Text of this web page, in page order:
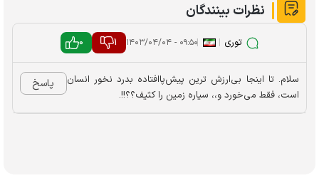
نظرات بینندگان
توری |
|۰۹:۵۰ - ۱۴۰۳/۰۴/۰۴ 1
0
سلام. تا اینجا بی‌ارزش ترین پیش‌پاافتاده بدرد نخور انسان
است، فقط می‌خورد و،، سیاره زمین را کثیف؟؟!!.
پاسخ